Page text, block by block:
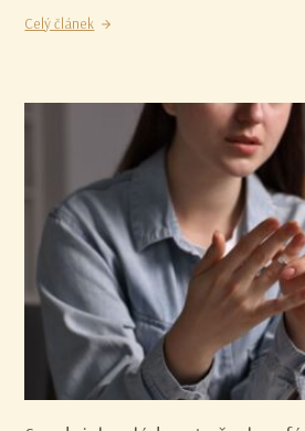
Celý článek